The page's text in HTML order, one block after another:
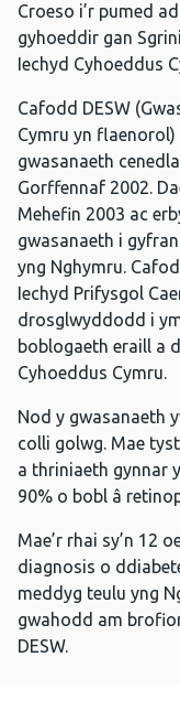
Croeso i’r pumed
gyhoeddir gan
Iechyd Cyhoeddus
Cafodd DESW
Cymru yn
gwasanaeth
Gorffennaf 2002.
Mehefin 2003 ac
gwasanaeth i
yng Nghymru.
Iechyd Prifysgol
drosglwyddodd i
boblogaeth eraill a
Cyhoeddus Cymru.
Nod y gwasanaeth
colli golwg. Mae
a thriniaeth gynnar
90% o bobl â
Mae’r rhai sy’n 12
diagnosis o
meddyg teulu yng
gwahodd am
DESW.